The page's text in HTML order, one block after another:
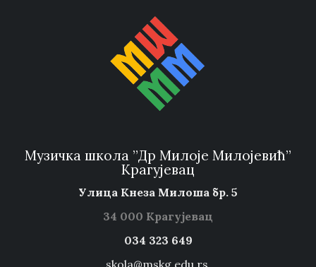
Музичка школа ”Др Милоје Милојевић”
Крагујевац
Улица Кнеза Милоша бр. 5
34 000 Крагујевац
034 323 649
skola@mskg.edu.rs